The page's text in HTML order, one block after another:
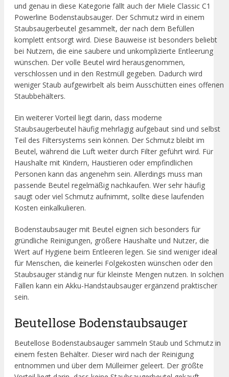
und genau in diese Kategorie fällt auch der Miele Classic C1
Powerline Bodenstaubsauger. Der Schmutz wird in einem
Staubsaugerbeutel gesammelt, der nach dem Befüllen
komplett entsorgt wird. Diese Bauweise ist besonders beliebt
bei Nutzern, die eine saubere und unkomplizierte Entleerung
wünschen. Der volle Beutel wird herausgenommen,
verschlossen und in den Restmüll gegeben. Dadurch wird
weniger Staub aufgewirbelt als beim Ausschütten eines offenen
Staubbehälters.
Ein weiterer Vorteil liegt darin, dass moderne
Staubsaugerbeutel häufig mehrlagig aufgebaut sind und selbst
Teil des Filtersystems sein können. Der Schmutz bleibt im
Beutel, während die Luft weiter durch Filter geführt wird. Für
Haushalte mit Kindern, Haustieren oder empfindlichen
Personen kann das angenehm sein. Allerdings muss man
passende Beutel regelmäßig nachkaufen. Wer sehr häufig
saugt oder viel Schmutz aufnimmt, sollte diese laufenden
Kosten einkalkulieren.
Bodenstaubsauger mit Beutel eignen sich besonders für
gründliche Reinigungen, größere Haushalte und Nutzer, die
Wert auf Hygiene beim Entleeren legen. Sie sind weniger ideal
für Menschen, die keinerlei Folgekosten wünschen oder den
Staubsauger ständig nur für kleinste Mengen nutzen. In solchen
Fällen kann ein Akku-Handstaubsauger ergänzend praktischer
sein.
Beutellose Bodenstaubsauger
Beutellose Bodenstaubsauger sammeln Staub und Schmutz in
einem festen Behälter. Dieser wird nach der Reinigung
entnommen und über dem Mülleimer geleert. Der größte